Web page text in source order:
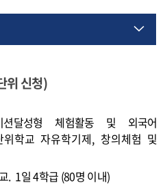
위 신청)
션달성형 체험활동 및 외국어
위학교 자유학기제, 창의체험 및
. 1일 4학급 (80명 이내)